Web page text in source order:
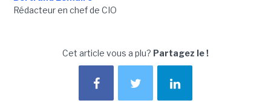
Rédacteur en chef de CIO
Cet article vous a plu? Partagez le !